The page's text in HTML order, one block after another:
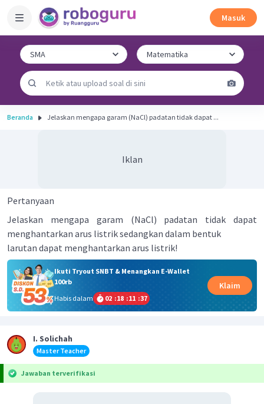
Masuk
Beranda Jelaskan mengapa garam (NaCl) padatan tidak dapat ...
Iklan
Pertanyaan
Jelaskan mengapa garam (NaCl) padatan tidak dapat
menghantarkan arus listrik sedangkan dalam bentuk
larutan dapat menghantarkan arus listrik!
Ikuti Tryout SNBT & Menangkan E-Wallet
100rb
Habis dalam
02 :18 :11 :37
Klaim
I. Solichah
Master Teacher
Jawaban terverifikasi